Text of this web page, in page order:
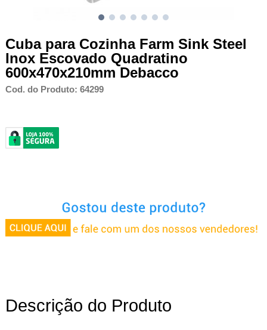
Cuba para Cozinha Farm Sink Steel
Inox Escovado Quadratino
600x470x210mm Debacco
Cod. do Produto: 64299
Descrição do Produto